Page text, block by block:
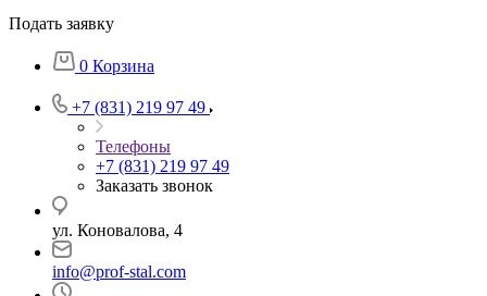
Подать заявку
0 Корзина
+7 (831) 219 97 49
Телефоны
+7 (831) 219 97 49
Заказать звонок
ул. Коновалова, 4
info@prof-stal.com